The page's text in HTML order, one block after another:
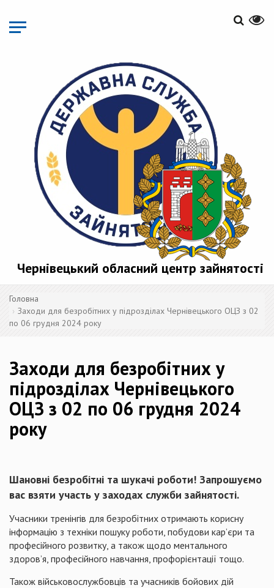
основного
матеріалу
Чернівецький обласний центр зайнятості
Головна
Заходи для безробітних у підрозділах Чернівецького ОЦЗ з 02
по 06 грудня 2024 року
Заходи для безробітних у
підрозділах Чернівецького
ОЦЗ з 02 по 06 грудня 2024
року
Шановні безробітні та шукачі роботи! Запрошуємо
вас взяти участь у заходах служби зайнятості.
Учасники тренінгів для безробітних отримають корисну
інформацію з техніки пошуку роботи, побудови кар’єри та
професійного розвитку, а також щодо ментального
здоров’я, професійного навчання, профорієнтації тощо.
Також військовослужбовців та учасників бойових дій